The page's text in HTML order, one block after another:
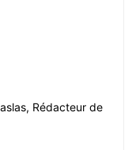
Rédacteur de